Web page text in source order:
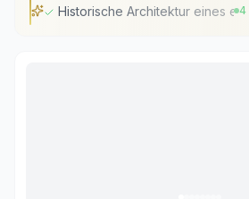
Historische Architektur eines 4